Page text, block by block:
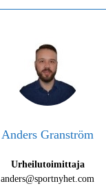
Anders Granström
Urheilutoimittaja
anders@sportnyhet.com